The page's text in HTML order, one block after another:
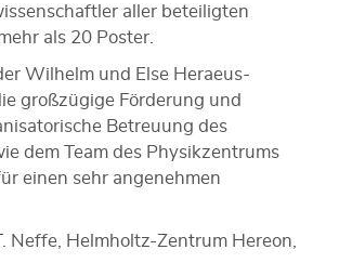
aller beteiligten
als 20 Poster.
Wilhelm und Else Heraeus-
großzügige Förderung und
Betreuung des
dem Team des Physikzentrums
einen sehr angenehmen
Neffe, Helmholtz-Zentrum Hereon,